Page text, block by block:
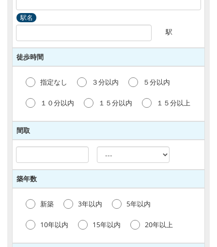
される情報は、お客様の閲覧情報として当社にて
(3)その他、当サイトでは、お客様のアクセスロ
グからIPアドレスや接続元ドメイン等の情報を収
集する場合がございます。これらの情報は当サイ
のとします。
【個人情報の管理】
当サイトで取得された個人情報は、以下のとおり
管理されます。
(2)個人情報を利用できる従業員を必要最小限に
制限し、設備上・技術上あらかじめ定められたシ
ステム担当者のみがアクセスできる環境下にて保
なウェブサイトに業界標準の暗号化通信である
(4)個人情報保護に関する法令・ガイドラインを
遵守するほか、社内でもこれらに従って社内体制
を整備しております。
駅名
駅
徒歩時間
指定なし ３分以内 ５分以内
１０分以内 １５分以内 １５分以上
間取
築年数
新築 3年以内 5年以内
10年以内 15年以内 20年以上